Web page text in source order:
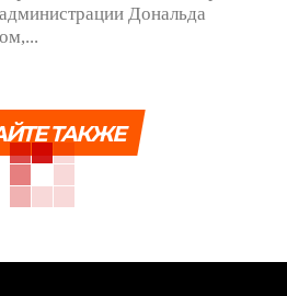
Дональда
ТАКЖЕ